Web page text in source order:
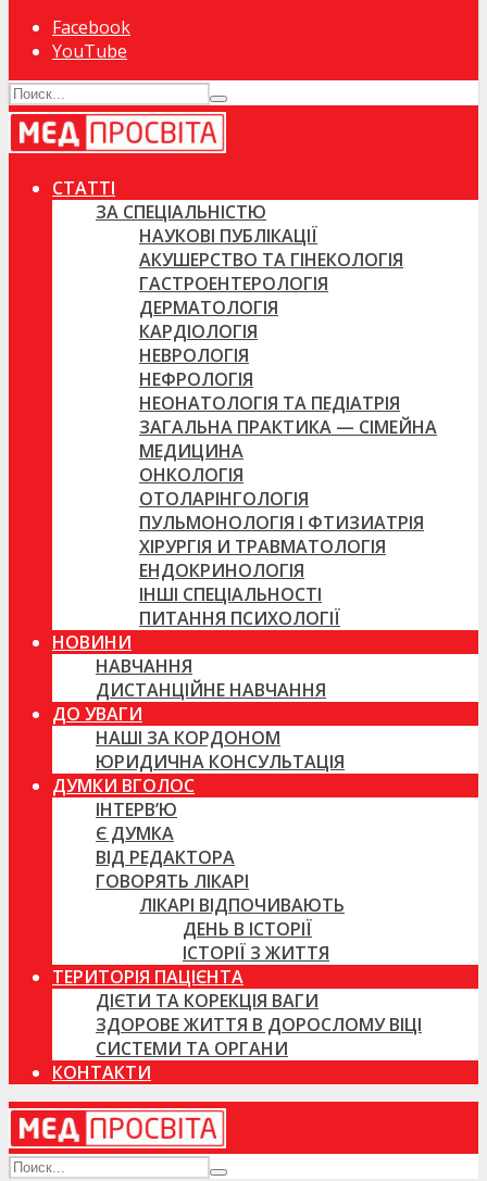
Facebook
YouTube
СТАТТІ
ЗА СПЕЦІАЛЬНІСТЮ
НАУКОВІ ПУБЛІКАЦІЇ
АКУШЕРСТВО ТА ГІНЕКОЛОГІЯ
ГАСТРОЕНТЕРОЛОГІЯ
ДЕРМАТОЛОГІЯ
КАРДІОЛОГІЯ
НЕВРОЛОГІЯ
НЕФРОЛОГІЯ
НЕОНАТОЛОГІЯ ТА ПЕДІАТРІЯ
ЗАГАЛЬНА ПРАКТИКА — СІМЕЙНА
МЕДИЦИНА
ОНКОЛОГІЯ
ОТОЛАРІНГОЛОГІЯ
ПУЛЬМОНОЛОГІЯ І ФТИЗИАТРІЯ
ХІРУРГІЯ И ТРАВМАТОЛОГІЯ
ЕНДОКРИНОЛОГІЯ
ІНШІ СПЕЦІАЛЬНОСТІ
ПИТАННЯ ПСИХОЛОГІЇ
НОВИНИ
НАВЧАННЯ
ДИСТАНЦІЙНЕ НАВЧАННЯ
ДО УВАГИ
НАШІ ЗА КОРДОНОМ
ЮРИДИЧНА КОНСУЛЬТАЦІЯ
ДУМКИ ВГОЛОС
ІНТЕРВ’Ю
Є ДУМКА
ВІД РЕДАКТОРА
ГОВОРЯТЬ ЛІКАРІ
ЛІКАРІ ВІДПОЧИВАЮТЬ
ДЕНЬ В ІСТОРІЇ
ІСТОРІЇ З ЖИТТЯ
ТЕРИТОРІЯ ПАЦІЄНТА
ДІЄТИ ТА КОРЕКЦІЯ ВАГИ
ЗДОРОВЕ ЖИТТЯ В ДОРОСЛОМУ ВІЦІ
СИСТЕМИ ТА ОРГАНИ
КОНТАКТИ